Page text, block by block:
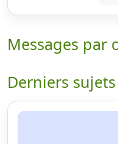
Messages par
Derniers sujets